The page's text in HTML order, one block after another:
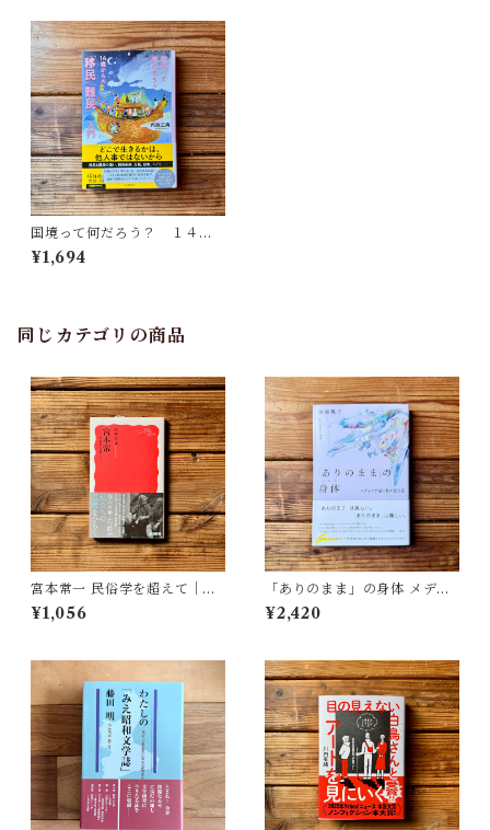
国境って何だろう？ １４歳
からの「移民」「難民」入門 |
内藤 正典
¥1,694
同じカテゴリの商品
宮本常一 民俗学を超えて｜木
村 哲也
¥1,056
「ありのまま」の身体 メディ
アが描く私の見た目 | 藤嶋 陽
子(著)
¥2,420